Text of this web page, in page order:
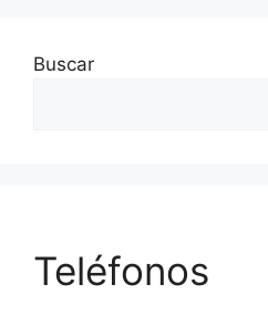
Buscar
Teléfonos